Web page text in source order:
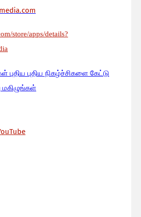
store/apps/details?
புதிய புதிய நிகழ்ச்சிகளை கேட்டு
மகிழுங்கள்